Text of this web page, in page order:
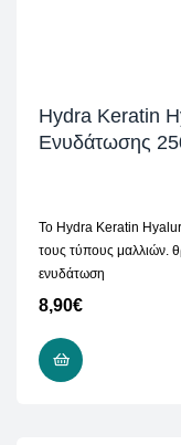
Hydra Keratin
Ενυδάτωσης
Το Hydra Keratin
τους τύπους μαλλιών.
ενυδάτωση
8,90€